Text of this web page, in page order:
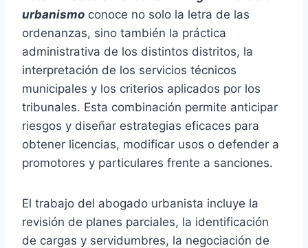
urbanismo conoce no solo la letra de las
ordenanzas, sino también la práctica
administrativa de los distintos distritos, la
interpretación de los servicios técnicos
municipales y los criterios aplicados por los
tribunales. Esta combinación permite anticipar
riesgos y diseñar estrategias eficaces para
obtener licencias, modificar usos o defender a
promotores y particulares frente a sanciones.
El trabajo del abogado urbanista incluye la
revisión de planes parciales, la identificación
de cargas y servidumbres, la negociación de